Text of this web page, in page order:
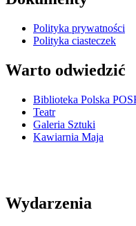
Polityka prywatności
Polityka ciasteczek
Warto odwiedzić
Biblioteka Polska
Teatr
Galeria Sztuki
Kawiarnia Maja
Wydarzenia